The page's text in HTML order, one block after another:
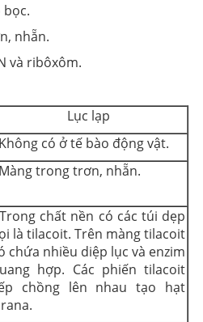
nhẵn.
và ribôxôm.
Lục lạp
có ở tế bào động vật.
trong trơn, nhẵn.
chất nền có các túi dẹp
là tilacoit. Trên màng tilacoit
chứa nhiều diệp lục và enzim
hợp. Các phiến tilacoit
chồng lên nhau tạo hạt